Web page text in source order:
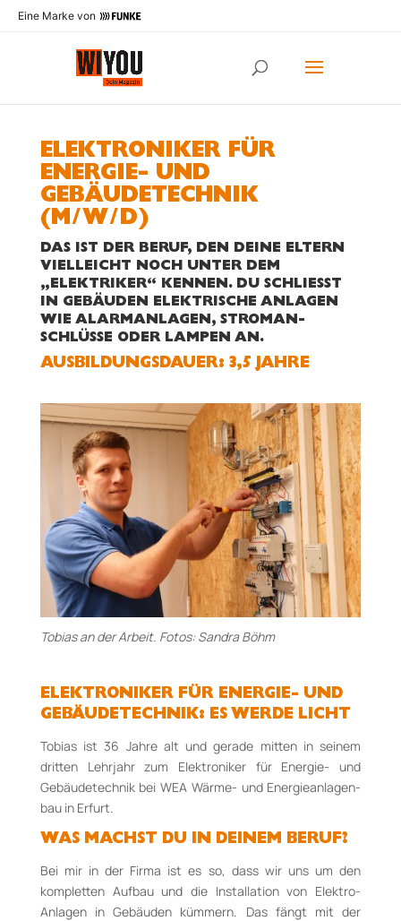
Eine Marke von
ELEKTRONIKER FÜR
ENERGIE- UND
GEBÄUDETECHNIK
(M/W/D)
DAS IST DER BERUF, DEN DEINE ELTERN
VIEL­LEICHT NOCH UNTER DEM
„ELEKTRIKER“ KEN­NEN. DU SCHLIESST I
N GE­BÄUDEN ELEK­TRISCHE AN­LAGEN W
IE ALARM­­AN­LA­GEN, STROM­­AN­S
CHLÜSSE ODER LAMPEN AN.
AUS­BILDUNGS­­DAUER: 3,5 JAHRE
Tobias an der Arbeit. Fotos: Sandra Böhm
ELEKTRONIKER FÜR ENERGIE- UND
GEBÄUDETECHNIK: ES WERDE LICHT
Tobias ist 36 Jahre alt und gerade mitten in seinem
dritten Lehr­jahr zum Elektro­niker für Energie- und
Gebäude­technik bei WEA Wärme- und Energie­anlagen­
bau in Erfurt.
WAS MACHST DU IN DEINEM BERUF?
Bei mir in der Firma ist es so, dass wir uns um den
kompletten Aufbau und die Installation von E­lek­tro-
Anlagen in Gebäuden kümmern. Das fängt mit der